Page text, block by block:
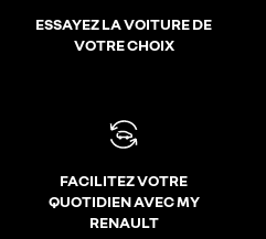
ESSAYEZ LA VOITURE DE
VOTRE CHOIX
FACILITEZ VOTRE
QUOTIDIEN AVEC MY
RENAULT